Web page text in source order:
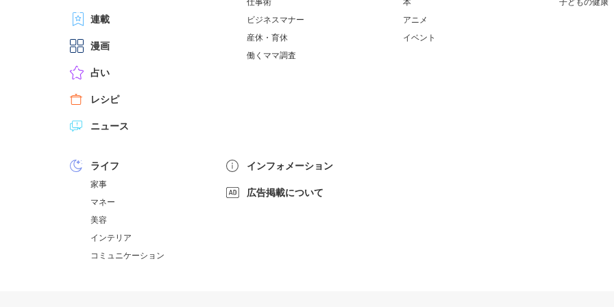
連載
漫画
占い
レシピ
ニュース
仕事術
ビジネスマナー
産休・育休
働くママ調査
本
アニメ
イベント
子どもの健康
ライフ
家事
マネー
美容
インテリア
コミュニケーション
インフォメーション
広告掲載について